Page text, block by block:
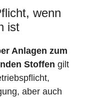
wenn
ist
Anlagen zum
Stoffen gilt
aber auch